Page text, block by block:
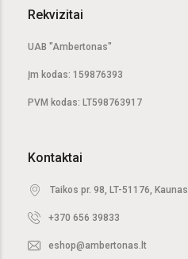
Rekvizitai
UAB "Ambertonas"
Įm kodas: 159876393
PVM kodas: LT598763917
Kontaktai
Taikos pr. 98, LT-51176, Kaunas
+370 656 39833
eshop@ambertonas.lt